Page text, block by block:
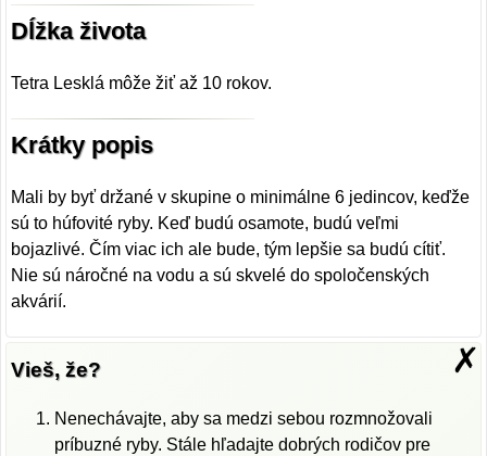
Dĺžka života
Tetra Lesklá môže žiť až 10 rokov.
Krátky popis
Mali by byť držané v skupine o minimálne 6 jedincov, keďže
sú to húfovité ryby. Keď budú osamote, budú veľmi
bojazlivé. Čím viac ich ale bude, tým lepšie sa budú cítiť.
Nie sú náročné na vodu a sú skvelé do spoločenských
akvárií.
✗
Vieš, že?
Nenechávajte, aby sa medzi sebou rozmnožovali
príbuzné ryby. Stále hľadajte dobrých rodičov pre